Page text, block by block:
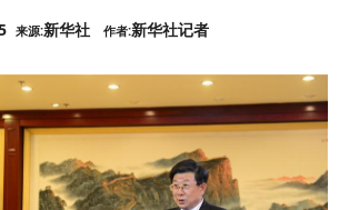
来源:新华社 作者:新华社记者